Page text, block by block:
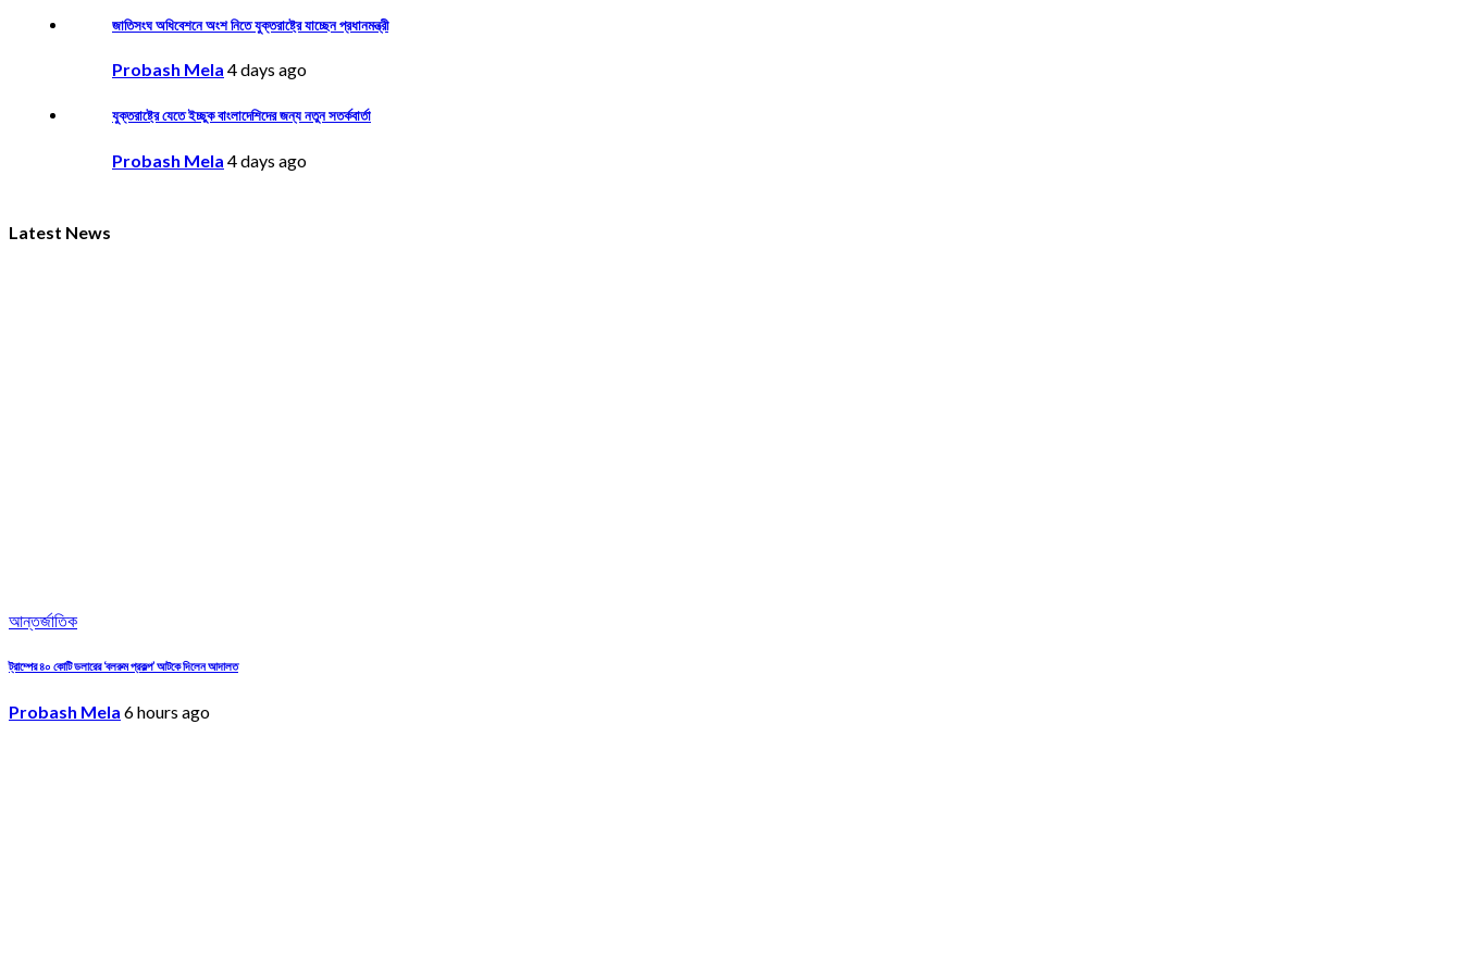
জাতিসংঘ অধিবেশনে অংশ নিতে যুক্তরাষ্ট্রে যাচ্ছেন প্রধানমন্ত্রী
Probash Mela 4 days ago
যুক্তরাষ্ট্রে যেতে ইচ্ছুক বাংলাদেশিদের জন্য নতুন সতর্কবার্তা
Probash Mela 4 days ago
Latest News
আন্তর্জাতিক
ট্রাম্পের ৪০ কোটি ডলারের ‘বলরুম প্রকল্প’ আটকে দিলেন আদালত
Probash Mela 6 hours ago